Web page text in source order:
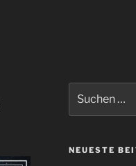
nach:
NEUESTE